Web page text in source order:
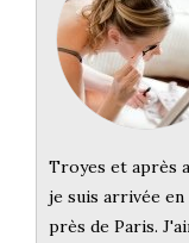
Troyes et après
je suis arrivée
près de Paris.